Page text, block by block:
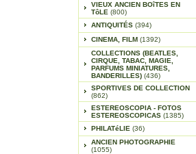
VIEUX ANCIEN BOîTES EN
TôLE (800)
ANTIQUITÉS (394)
CINEMA, FILM (1392)
COLLECTIONS (BEATLES,
CIRQUE, TABAC, MAGIE,
PARFUMS MINIATURES,
BANDERILLES) (436)
SPORTIVES DE COLLECTION
(862)
ESTEREOSCOPIA - FOTOS
ESTEREOSCOPICAS (1385)
PHILATéLIE (36)
ANCIEN PHOTOGRAPHIE
(1055)